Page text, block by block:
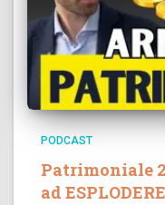
PODCAST
Patrimoniale
ad